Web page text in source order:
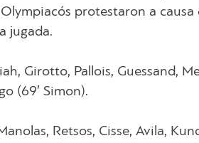
protestaron a
jugada.
Girotto, Pallois, Guessand,
(69′ Simon).
Retsos, Cisse, Avila,